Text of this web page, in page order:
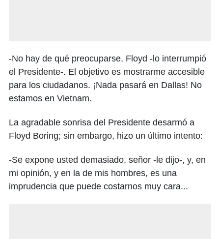
-No hay de qué preocuparse, Floyd -lo interrumpió
el Presidente-. El objetivo es mostrarme accesible
para los ciudadanos. ¡Nada pasará en Dallas! No
estamos en Vietnam.
La agradable sonrisa del Presidente desarmó a
Floyd Boring; sin embargo, hizo un último intento:
-Se expone usted demasiado, señor -le dijo-, y, en
mi opinión, y en la de mis hombres, es una
imprudencia que puede costarnos muy cara...